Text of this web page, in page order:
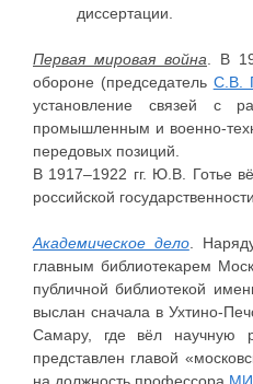
диссертации.
Первая мировая война . В
обороне (председатель С.В.
установление связей с
промышленным и военно-
передовых позиций.
В 1917–1922 гг. Ю.В. Готье
российской
Академическое дело.
главным библиотекарем
публичной библиотекой
выслан сначала в Ухтино-
Самару, где вёл научную
представлен главой